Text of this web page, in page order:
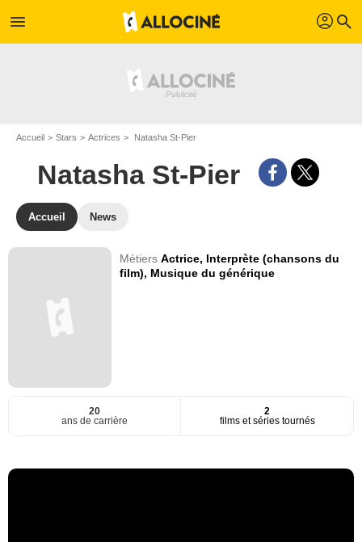
menu profil search
Accueil Stars Actrices Natasha St-Pier
Natasha St-Pier
Accueil News
MétiersActrice, Interprète (chansons du
film), Musique du générique
20
ans de carrière
2
films et séries tournés